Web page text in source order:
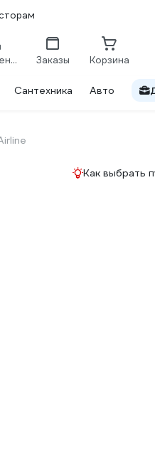
Сравнение Заказы Корзина
Сантехника Авто
Как выбрать